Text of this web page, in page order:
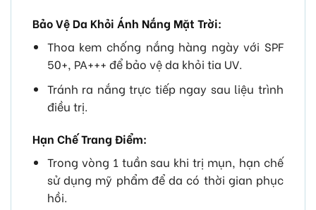
Bảo Vệ Da Khỏi Ánh Nắng Mặt Trời:
Thoa kem chống nắng hàng ngày với SPF
50+, PA+++ để bảo vệ da khỏi tia UV.
Tránh ra nắng trực tiếp ngay sau liệu trình
điều trị.
Hạn Chế Trang Điểm:
Trong vòng 1 tuần sau khi trị mụn, hạn chế
sử dụng mỹ phẩm để da có thời gian phục
hồi.